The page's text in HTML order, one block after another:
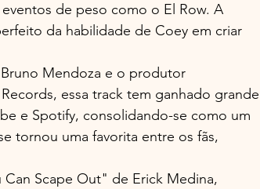
de peso como o El Row. A
da habilidade de Coey em criar
Mendoza e o produtor
essa track tem ganhado grande
e Spotify, consolidando-se como um
tornou uma favorita entre os fãs,
Scape Out" de Erick Medina,